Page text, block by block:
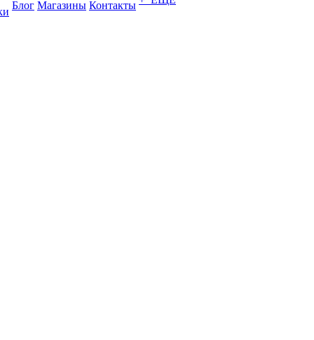
Блог Магазины Контакты